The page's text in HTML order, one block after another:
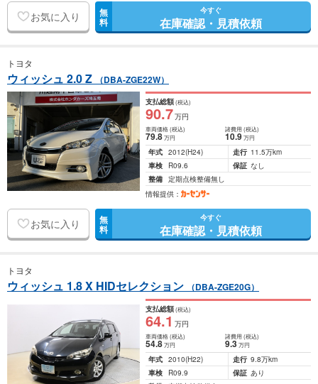
お気に入り 無
料
今すぐ
在庫確認・見積依頼
トヨタ
ウィッシュ 2.0 Z （DBA-ZGE22W）
支払総額(税込)
90.7万円
車両価格(税込)
79.8万円
諸費用 (税込)
10.9 万円
年式 2012(H24) 走行 11.5万km
車検
R09.6 保証 なし
整備 定期点検整備無し
情報提供：
お気に入り 無
料
今すぐ
在庫確認・見積依頼
トヨタ
ウィッシュ 1.8 X HIDセレクション （DBA-ZGE20G）
支払総額(税込)
64.1 万円
車両価格(税込)
54.8万円
諸費用 (税込)
9.3 万円
年式 2010(H22) 走行 9.8万km
車検
R09.9 保証 あり